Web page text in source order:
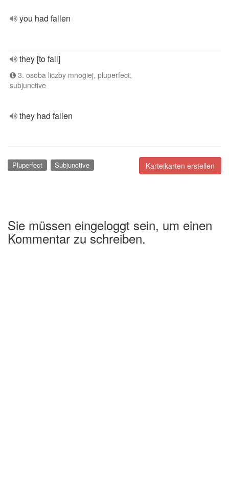
you had fallen
they [to fall]
3. osoba liczby mnogiej, pluperfect,
subjunctive
they had fallen
Karteikarten erstellen
Pluperfect Subjunctive
Sie müssen eingeloggt sein, um einen
Kommentar zu schreiben.